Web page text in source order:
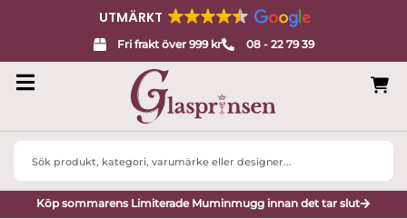
UTMÄRKT
Fri frakt över 999 kr 08 - 22 79 39
Search
Köp sommarens Limiterade Muminmugg innan det tar slut